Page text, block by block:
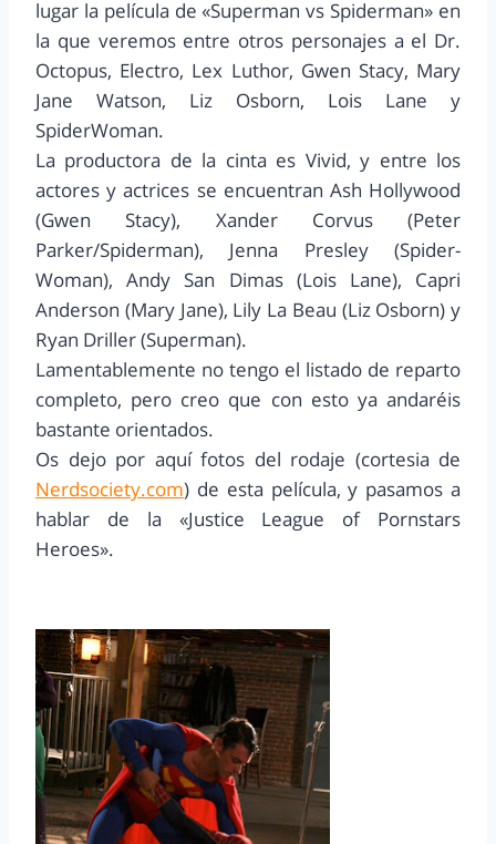
lugar la película de «Superman vs Spiderman» en
la que veremos entre otros personajes a el Dr.
Octopus, Electro, Lex Luthor, Gwen Stacy, Mary
Jane Watson, Liz Osborn, Lois Lane y
SpiderWoman.
La productora de la cinta es Vivid, y entre los
actores y actrices se encuentran Ash Hollywood
(Gwen Stacy), Xander Corvus (Peter
Parker/Spiderman), Jenna Presley (Spider-
Woman), Andy San Dimas (Lois Lane), Capri
Anderson (Mary Jane), Lily La Beau (Liz Osborn) y
Ryan Driller (Superman).
Lamentablemente no tengo el listado de reparto
completo, pero creo que con esto ya andaréis
bastante orientados.
Os dejo por aquí fotos del rodaje (cortesia de
Nerdsociety.com) de esta película, y pasamos a
hablar de la «Justice League of Pornstars
Heroes».